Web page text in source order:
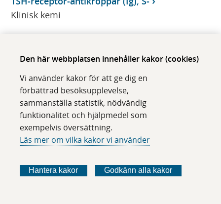
Den här webbplatsen innehåller kakor (cookies)
Vi använder kakor för att ge dig en
förbättrad besöksupplevelse,
sammanställa statistik, nödvändig
funktionalitet och hjälpmedel som
exempelvis översättning.
Läs mer om vilka kakor vi använder
Hantera kakor Godkänn alla kakor
Klinisk kemi
TSI (TSHR-stim Ig), S-
Klinisk kemi
T-TID
Klinisk kemi
Tumör molekylärpatologi